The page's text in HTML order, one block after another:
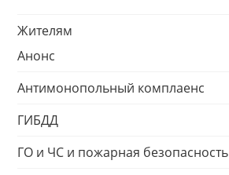
Жителям
Анонс
Антимонопольный комплаенс
ГИБДД
ГО и ЧС и пожарная безопасность